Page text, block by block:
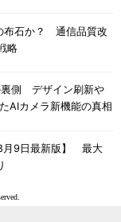
布石か？ 通信品質改
略
裏側 デザイン刷新や
AIカメラ新機能の真相
月9日最新版】 最大